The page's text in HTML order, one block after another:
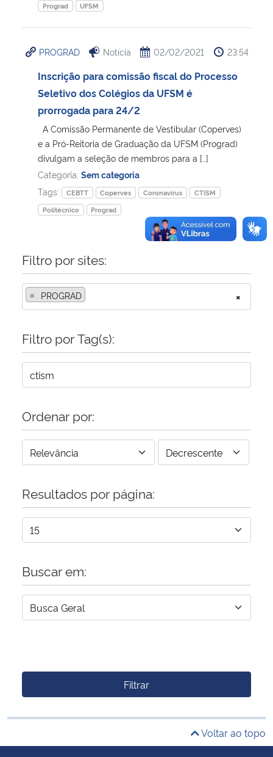
Prograd UFSM
PROGRAD Notícia 02/02/2021 23:54
Inscrição para comissão fiscal do Processo
Seletivo dos Colégios da UFSM é
prorrogada para 24/2
A Comissão Permanente de Vestibular (Coperves)
e a Pró-Reitoria de Graduação da UFSM (Prograd)
divulgam a seleção de membros para a […]
Categoria: Sem categoria
Tags:
CEBTT Coperves Coronavírus
CTISM
Politécnico
Prograd
Filtro por sites:
×
× PROGRAD
Filtro por Tag(s):
Ordenar por:
Resultados por página:
Buscar em:
Filtrar
Voltar ao topo